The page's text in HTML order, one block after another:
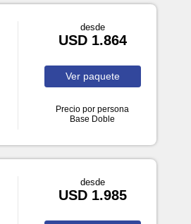
desde
USD 1.864
Ver paquete
Precio por persona
Base Doble
desde
USD 1.985